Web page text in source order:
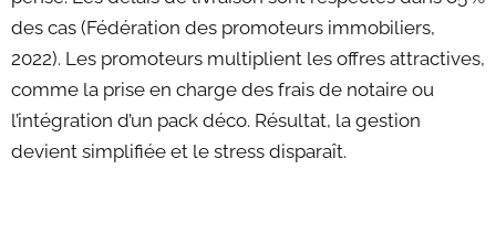
des cas (Fédération des promoteurs immobiliers,
2022). Les promoteurs multiplient les offres attractives,
comme la prise en charge des frais de notaire ou
l’intégration d’un pack déco. Résultat, la gestion
devient simplifiée et le stress disparaît.